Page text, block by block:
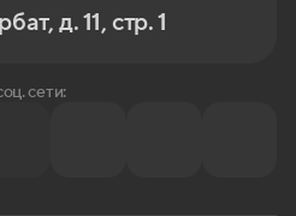
д. 11, стр. 1
сети: